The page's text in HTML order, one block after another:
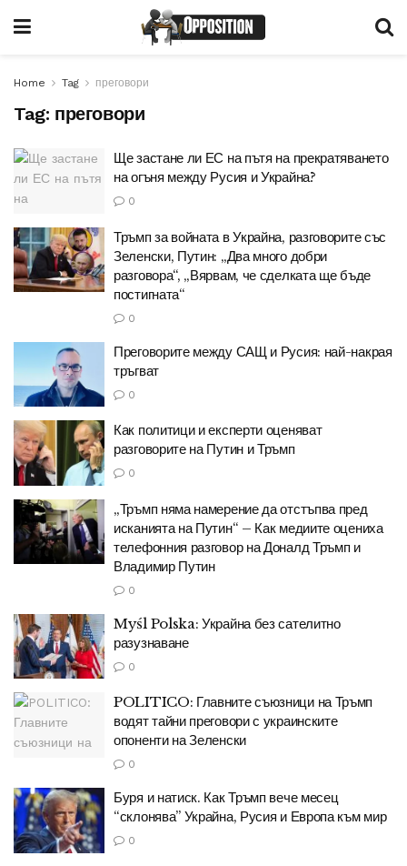
Home Tag преговори
Tag: преговори
Ще застане ли ЕС на пътя на прекратяването
на огъня между Русия и Украйна?
0
Тръмп за войната в Украйна, разговорите със
Зеленски, Путин: „Два много добри
разговора“, „Вярвам, че сделката ще бъде
постигната“
0
Преговорите между САЩ и Русия: най-накрая
тръгват
0
Как политици и експерти оценяват
разговорите на Путин и Тръмп
0
„Тръмп няма намерение да отстъпва пред
исканията на Путин“ – Как медиите оцениха
телефонния разговор на Доналд Тръмп и
Владимир Путин
0
Myśl Polska: Украйна без сателитно
разузнаване
0
POLITICO: Главните съюзници на Тръмп
водят тайни преговори с украинските
опоненти на Зеленски
0
Буря и натиск. Как Тръмп вече месец
“склонява” Украйна, Русия и Европа към мир
0